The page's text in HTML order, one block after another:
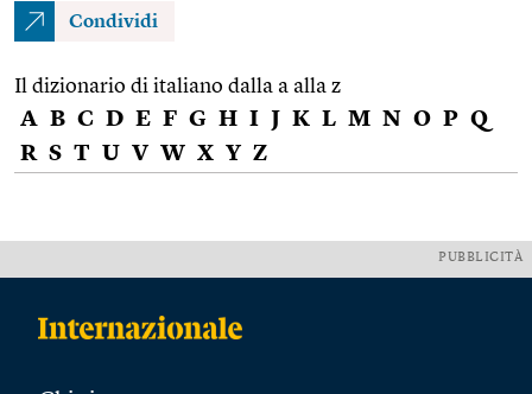
Condividi
Il dizionario di italiano dalla a alla z
A B C D E F G H I J K L M N O P Q
R S T U V W X Y Z
PUBBLICITÀ